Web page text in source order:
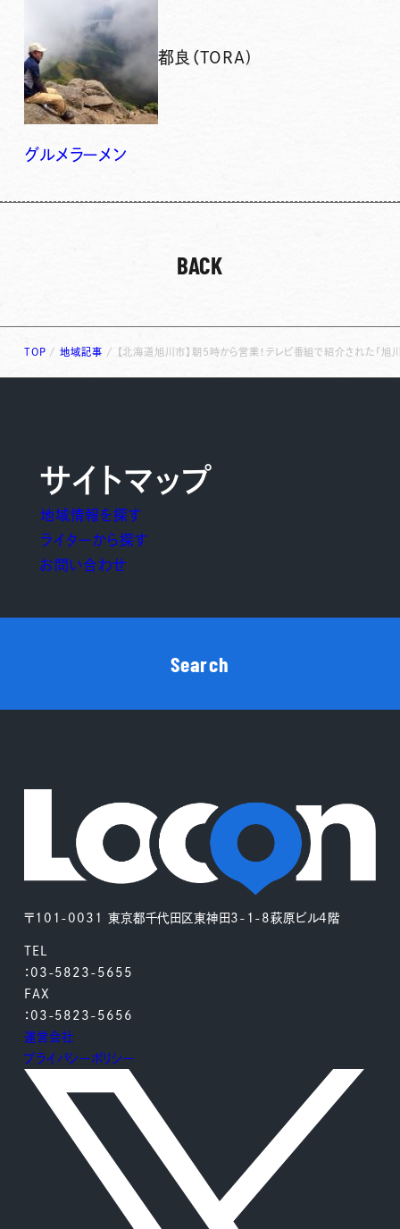
都良（TORA)
グルメ ラーメン
BACK
TOP /地域記事 / 【北海道旭川市】朝5時から営業！テレビ番組で紹介された「旭
〒101-0031 東京都千代田区東神田3-1-8萩原ビル4階
TEL
：03-5823-5655
FAX
：03-5823-5656
運営会社
プライバシーポリシー
サイトマップ
地域情報を探す
ライターから探す
お問い合わせ
Search